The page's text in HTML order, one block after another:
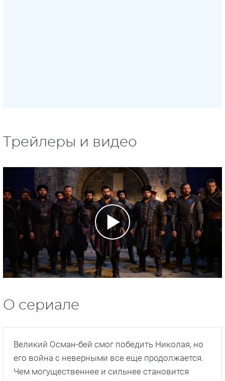
Трейлеры и видео
О сериале
Великий Осман-бей смог победить Николая, но
его война с неверными все еще продолжается.
Чем могущественнее и сильнее становится